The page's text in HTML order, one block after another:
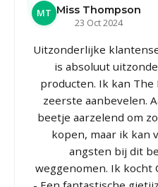
MT Miss Thompson
23 Oct 2024
Uitzonderlijke
is absoluut
producten. Ik kan
zeerste aanbevelen.
beetje aarzelend om
kopen, maar ik kan
angsten bij dit
weggenomen. Ik kocht